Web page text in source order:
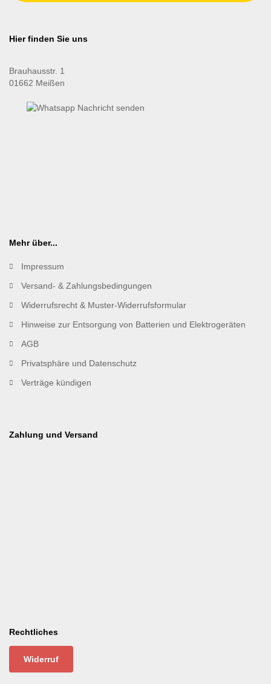
Hier finden Sie uns
Brauhausstr. 1
01662 Meißen
Mehr über...
Impressum
Versand- & Zahlungsbedingungen
Widerrufsrecht & Muster-Widerrufsformular
Hinweise zur Entsorgung von Batterien und Elektrogeräten
AGB
Privatsphäre und Datenschutz
Verträge kündigen
Zahlung und Versand
Rechtliches
Widerruf